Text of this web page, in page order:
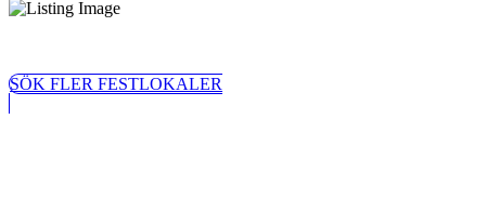
SÖK FLER FESTLOKALER